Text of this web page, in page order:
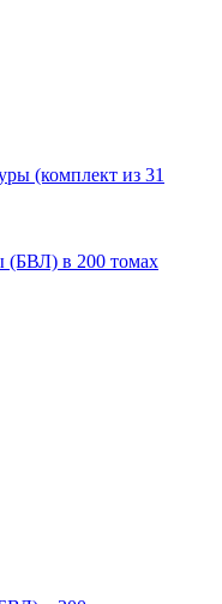
(комплект из 31